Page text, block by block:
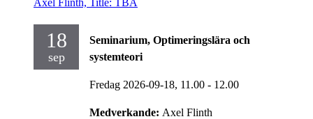
18
sep
Seminarium, Optimeringslära och
systemteori
Fredag 2026-09-18, 11.00 - 12.00
Medverkande: Axel Flinth